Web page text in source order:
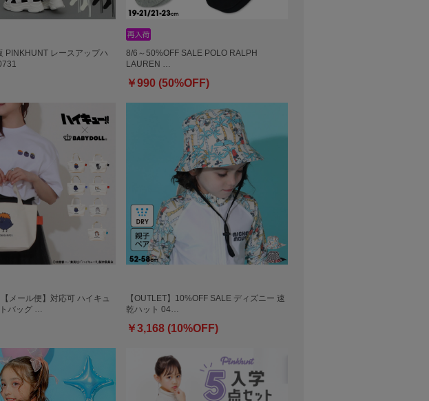
PINKHUNT レースアップハ
8/6～50%OFF SALE POLO RALPH
LAUREN …
￥990 (50%OFF)
メール便】対応可 ハイキュ
バッグ …
【OUTLET】10%OFF SALE ディズニー 速
乾ハット 04…
￥3,168 (10%OFF)